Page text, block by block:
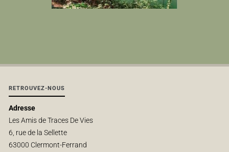
RETROUVEZ-NOUS
Adresse
Les Amis de Traces De Vies
6, rue de la Sellette
63000 Clermont-Ferrand